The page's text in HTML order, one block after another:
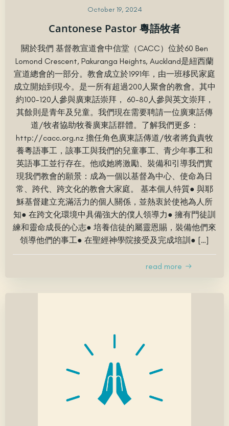
October 19, 2024
Cantonese Pastor 粵語牧者
關於我們 基督教宣道會中信堂（CACC）位於60 Ben
Lomond Crescent, Pakuranga Heights, Auckland是紐西蘭
宣道總會的一部分。教會成立於1991年，由一班移民家庭
成立開始到現今。是一所有超過200人聚會的教會。其中
約100-120人參與廣東話崇拜， 60-80人參與英文崇拜，
其餘則是青年及兒童。我們現在需要聘請一位廣東話傳
道/牧者協助牧養廣東話群體。了解我們更多：
http://cacc.org.nz 擔任角色廣東話傳道/牧者將負責牧
養粵語事工，該事工與我們的兒童事工、青少年事工和
英語事工並行存在。他或她將激勵、裝備和引導我們實
現我們教會的願景：成為一個以基督為中心、使命為日
常、跨代、跨文化的教會大家庭。 基本個人特質● 與耶
穌基督建立充滿活力的個人關係，並熱衷於使祂為人所
知● 在跨文化環境中具備強大的僕人領導力● 擁有門徒訓
練和靈命成長的心志● 培養信徒的屬靈恩賜，裝備他們來
領導他們的事工● 在聖經神學院接受及完成培訓● […]
read more